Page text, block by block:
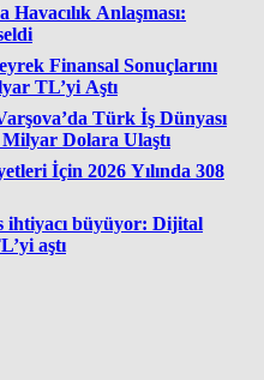
Anlaşması:
Finansal Sonuçlarını
TL’yi Aştı
Türk İş Dünyası
Dolara Ulaştı
İçin 2026 Yılında 308
ihtiyacı büyüyor: Dijital
aştı